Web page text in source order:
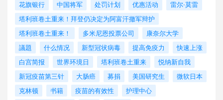
花旗银行 中国将军 处罚计划 优惠活动
雷尔·莫雷
塔利班卷土重来！拜登仍决定为阿富汗撤军辩护
塔利班卷土重来！
多米尼恩投票公司
康奈尔大学
議題
什么情况 新型冠状病毒 提高免疫力
快速上涨
白宫简报
世界环境日 塔利班卷土重来
悦纳新自我
新冠疫苗第三针
大肠癌 募捐 美国研究生
微软日本
克林顿
书籍 疫苗的有效性
护理中心